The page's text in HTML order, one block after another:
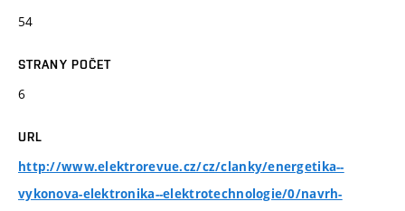
54
STRANY POČET
6
URL
http://www.elektrorevue.cz/cz/clanky/energetika--
vykonova-elektronika--elektrotechnologie/0/navrh-